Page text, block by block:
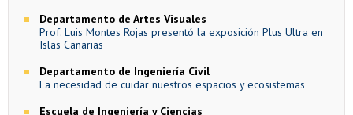
Departamento de Artes Visuales
Prof. Luis Montes Rojas presentó la exposición Plus Ultra en
Islas Canarias
Departamento de Ingeniería Civil
La necesidad de cuidar nuestros espacios y ecosistemas
Escuela de Ingeniería y Ciencias